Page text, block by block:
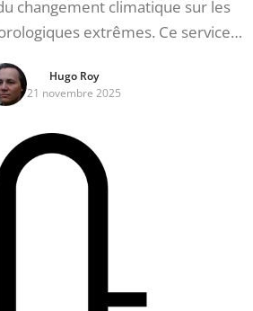
changement climatique sur les
extrêmes. Ce service…
Hugo Roy
21 novembre 2025